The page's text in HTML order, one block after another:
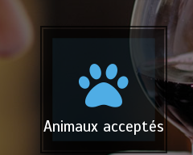
Animaux acceptés